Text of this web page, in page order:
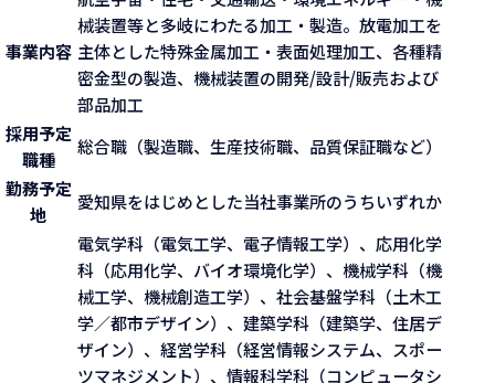
事業内容
械装置等と多岐にわたる加工・製造。放電加工を
主体とした特殊金属加工・表面処理加工、各種精
密金型の製造、機械装置の開発/設計/販売および
部品加工
採用予定
職種
総合職（製造職、生産技術職、品質保証職など）
勤務予定
地
愛知県をはじめとした当社事業所のうちいずれか
電気学科（電気工学、電子情報工学）、応用化学
科（応用化学、バイオ環境化学）、機械学科（機
械工学、機械創造工学）、社会基盤学科（土木工
学／都市デザイン）、建築学科（建築学、住居デ
ザイン）、経営学科（経営情報システム、スポー
ツマネジメント）、情報科学科（コンピュータシ